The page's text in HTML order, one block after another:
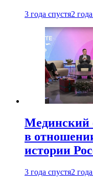
3 года спустя2
Мединский
в
истории
3 года спустя2